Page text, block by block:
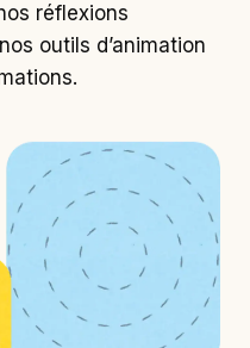
réflexions
outils d’animation